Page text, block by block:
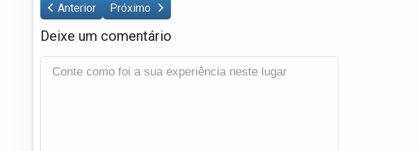
Anterior Próximo
Deixe um comentário